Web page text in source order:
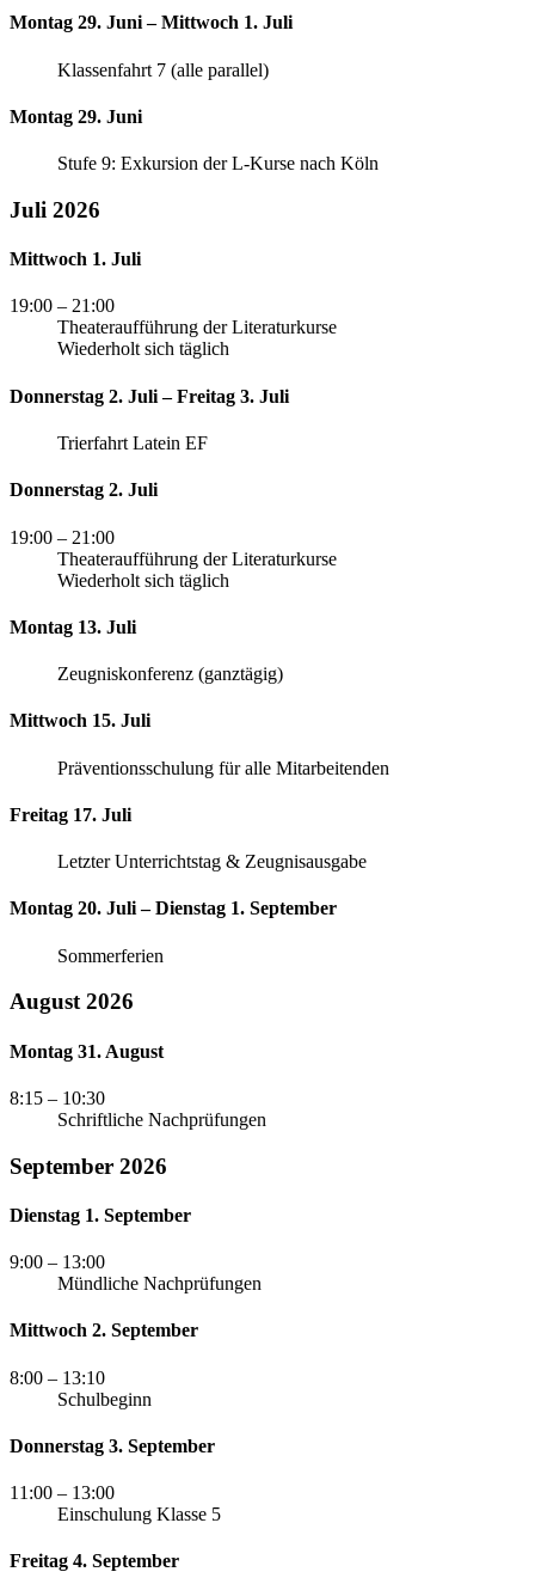
Montag 29. Juni – Mittwoch 1. Juli
Klassenfahrt 7 (alle parallel)
Montag 29. Juni
Stufe 9: Exkursion der L-Kurse nach Köln
Juli 2026
Mittwoch 1. Juli
19:00 – 21:00
Theateraufführung der Literaturkurse
Wiederholt sich täglich
Donnerstag 2. Juli – Freitag 3. Juli
Trierfahrt Latein EF
Donnerstag 2. Juli
19:00 – 21:00
Theateraufführung der Literaturkurse
Wiederholt sich täglich
Montag 13. Juli
Zeugniskonferenz (ganztägig)
Mittwoch 15. Juli
Präventionsschulung für alle Mitarbeitenden
Freitag 17. Juli
Letzter Unterrichtstag & Zeugnisausgabe
Montag 20. Juli – Dienstag 1. September
Sommerferien
August 2026
Montag 31. August
8:15 – 10:30
Schriftliche Nachprüfungen
September 2026
Dienstag 1. September
9:00 – 13:00
Mündliche Nachprüfungen
Mittwoch 2. September
8:00 – 13:10
Schulbeginn
Donnerstag 3. September
11:00 – 13:00
Einschulung Klasse 5
Freitag 4. September